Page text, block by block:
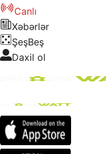
Canlı
Xəbərlər
ŞeşBeş
Daxil ol